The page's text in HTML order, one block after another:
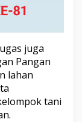
juga
Pangan
lahan
tani